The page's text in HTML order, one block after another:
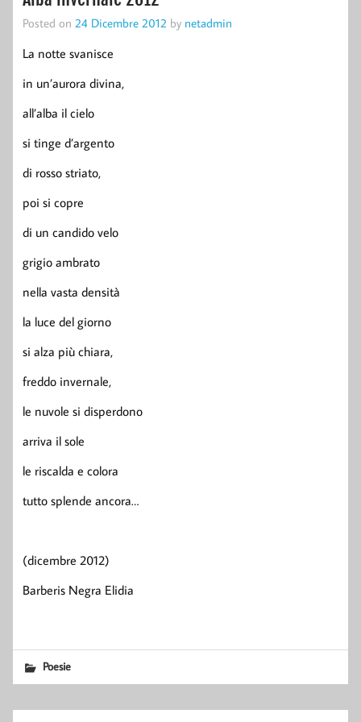
Posted on 24 Dicembre 2012 by netadmin
La notte svanisce
in un’aurora divina,
all’alba il cielo
si tinge d’argento
di rosso striato,
poi si copre
di un candido velo
grigio ambrato
nella vasta densità
la luce del giorno
si alza più chiara,
freddo invernale,
le nuvole si disperdono
arriva il sole
le riscalda e colora
tutto splende ancora…
(dicembre 2012)
Barberis Negra Elidia
Poesie